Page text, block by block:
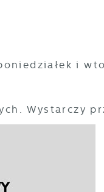
i
Wystarczy